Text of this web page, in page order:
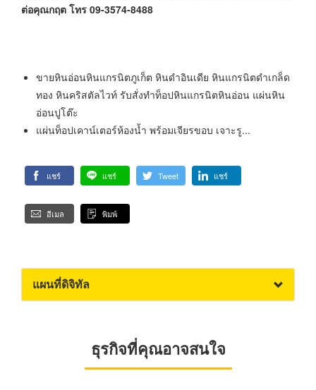
ต่อคุณกฤต โทร 09-3574-8488
ขายหินอ่อนหินแกรนิตภูเก็ต หินดำอินเดีย หินแกรนิตดำเกล็ด
ทอง หินคริสตัลไวท์ รับสั่งทำท็อปหินแกรนิตหินอ่อน แผ่นหิน
อ่อนปูโต๊ะ
แผ่นท็อปเคาน์เตอร์ห้องน้ำ พร้อมเจียรขอบ เจาะรู...
แชร์ แชร์ Tweet แชร์
อีเมล พิมพ์
แผนที่ดิจิทัล
ธุรกิจที่คุณอาจสนใจ